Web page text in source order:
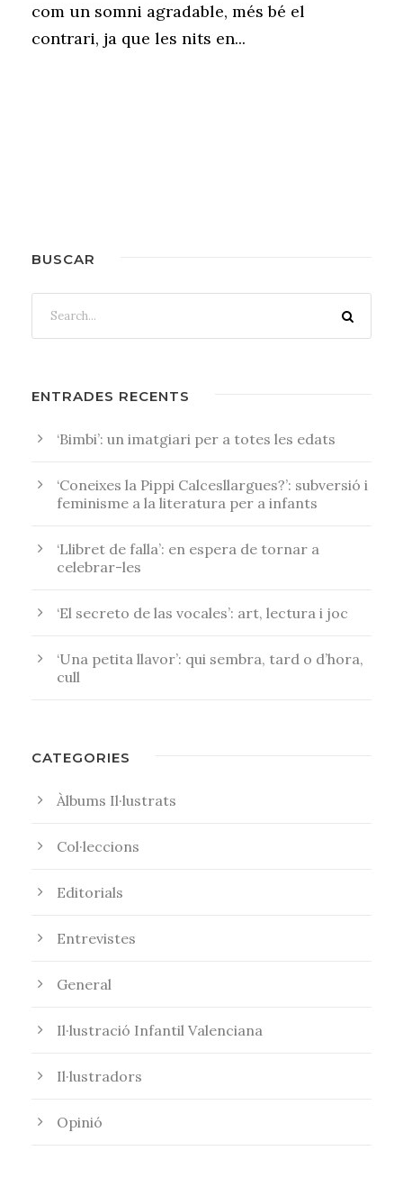
com un somni agradable, més bé el
contrari, ja que les nits en...
BUSCAR
ENTRADES RECENTS
‘Bimbi’: un imatgiari per a totes les edats
‘Coneixes la Pippi Calcesllargues?’: subversió i
feminisme a la literatura per a infants
‘Llibret de falla’: en espera de tornar a
celebrar-les
‘El secreto de las vocales’: art, lectura i joc
‘Una petita llavor’: qui sembra, tard o d’hora,
cull
CATEGORIES
Àlbums Il·lustrats
Col·leccions
Editorials
Entrevistes
General
Il·lustració Infantil Valenciana
Il·lustradors
Opinió